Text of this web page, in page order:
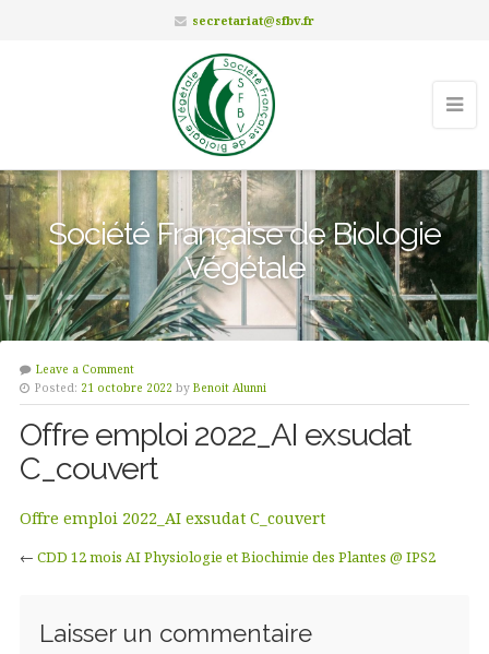
secretariat@sfbv.fr
Société Française de Biologie
Végétale
Leave a Comment
Posted: 21 octobre 2022 by Benoit Alunni
Offre emploi 2022_AI exsudat
C_couvert
Offre emploi 2022_AI exsudat C_couvert
← CDD 12 mois AI Physiologie et Biochimie des Plantes @ IPS2
Laisser un commentaire